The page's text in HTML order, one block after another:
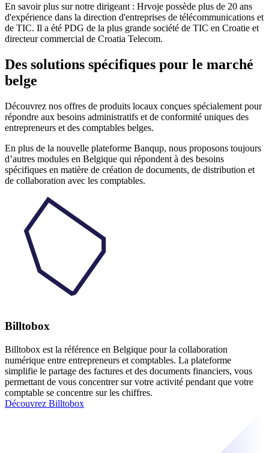
En savoir plus sur notre dirigeant : Hrvoje possède plus de 20 ans
d'expérience dans la direction d'entreprises de télécommunications et
de TIC. Il a été PDG de la plus grande société de TIC en Croatie et
directeur commercial de Croatia Telecom.
Des solutions spécifiques pour le marché
belge
Découvrez nos offres de produits locaux conçues spécialement pour
répondre aux besoins administratifs et de conformité uniques des
entrepreneurs et des comptables belges.
En plus de la nouvelle plateforme Banqup, nous proposons toujours
d’autres modules en Belgique qui répondent à des besoins
spécifiques en matière de création de documents, de distribution et
de collaboration avec les comptables.
Billtobox
Billtobox est la référence en Belgique pour la collaboration
numérique entre entrepreneurs et comptables. La plateforme
simplifie le partage des factures et des documents financiers, vous
permettant de vous concentrer sur votre activité pendant que votre
comptable se concentre sur les chiffres.
Découvrez Billtobox